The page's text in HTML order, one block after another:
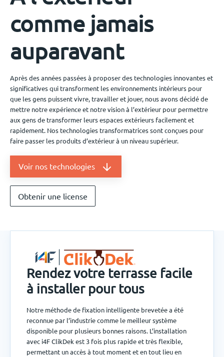
Nous contacter
FR
comme jamais
auparavant
Après des années passées à proposer des technologies innovantes et
significatives qui transforment les environnements intérieurs pour
que les gens puissent vivre, travailler et jouer, nous avons décidé de
mettre notre expérience et notre vision à l’extérieur pour permettre
aux gens de transformer leurs espaces extérieurs facilement et
rapidement. Nos technologies transformatrices sont conçues pour
faire passer les produits d’extérieur à un niveau supérieur.
Voir nos technologies
Obtenir une license
Rendez votre terrasse facile
à installer pour tous
Notre méthode de fixation intelligente brevetée a été
reconnue par l’industrie comme le meilleur système
disponible pour plusieurs bonnes raisons. L’installation
avec i4F ClikDek est 3 fois plus rapide et très flexible,
permettant un accès à tout moment et en tout lieu en